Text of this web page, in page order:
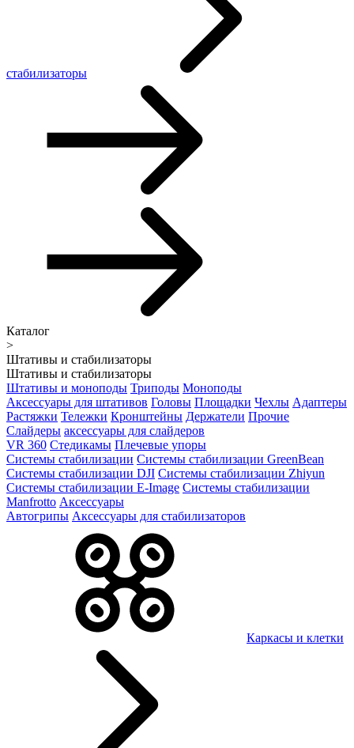
стабилизаторы
Каталог
>
Штативы и стабилизаторы
Штативы и стабилизаторы
Штативы и моноподы Триподы Моноподы
Аксессуары для штативов Головы Площадки Чехлы Адаптеры
Растяжки Тележки Кронштейны Держатели Прочие
Слайдеры аксессуары для слайдеров
VR 360 Стедикамы Плечевые упоры
Системы стабилизации Системы стабилизации GreenBean
Системы стабилизации DJI Системы стабилизации Zhiyun
Системы стабилизации E-Image Системы стабилизации
Manfrotto Аксессуары
Автогрипы Аксессуары для стабилизаторов
Каркасы и клетки